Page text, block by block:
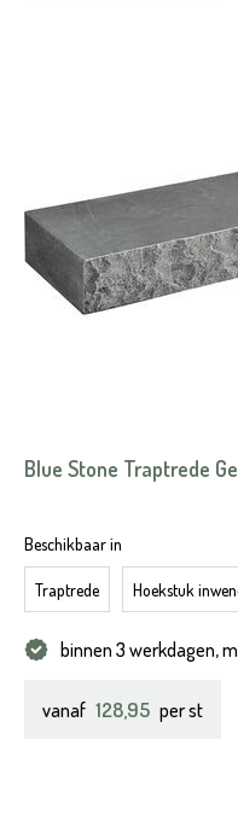
Blue Stone Traptrede
Beschikbaar in
Traptrede Hoekstuk
binnen 3 werkdagen,
vanaf 128,95 per st